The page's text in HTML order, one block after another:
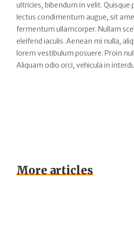
ultricies, bibendum in velit.
lectus condimentum augue, sit
fermentum ullamcorper. Nullam
eleifend iaculis. Aenean mi nulla,
lorem vestibulum posuere. Proin
Aliquam odio orci, vehicula in
More articles